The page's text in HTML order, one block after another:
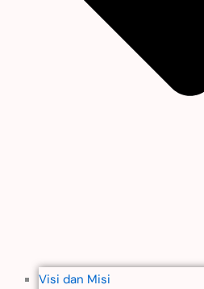
Visi dan Misi